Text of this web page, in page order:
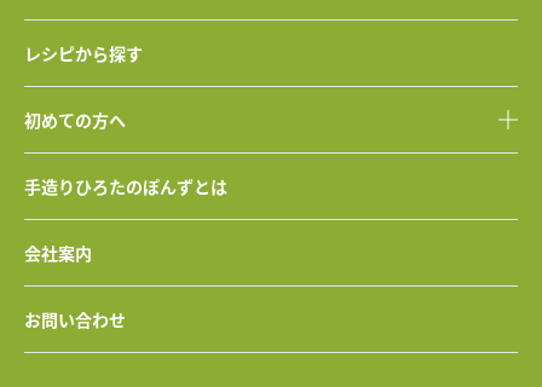
レシピから探す
初めての方へ
手造りひろたのぽんずとは
会社案内
お問い合わせ